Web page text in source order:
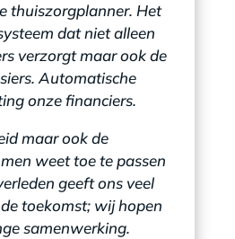
thuiszorgplanner. Het
dat niet alleen
verzorgt maar ook de
Automatische
onze financiers.
maar ook de
weet toe te passen
geeft ons veel
toekomst; wij hopen
samenwerking.